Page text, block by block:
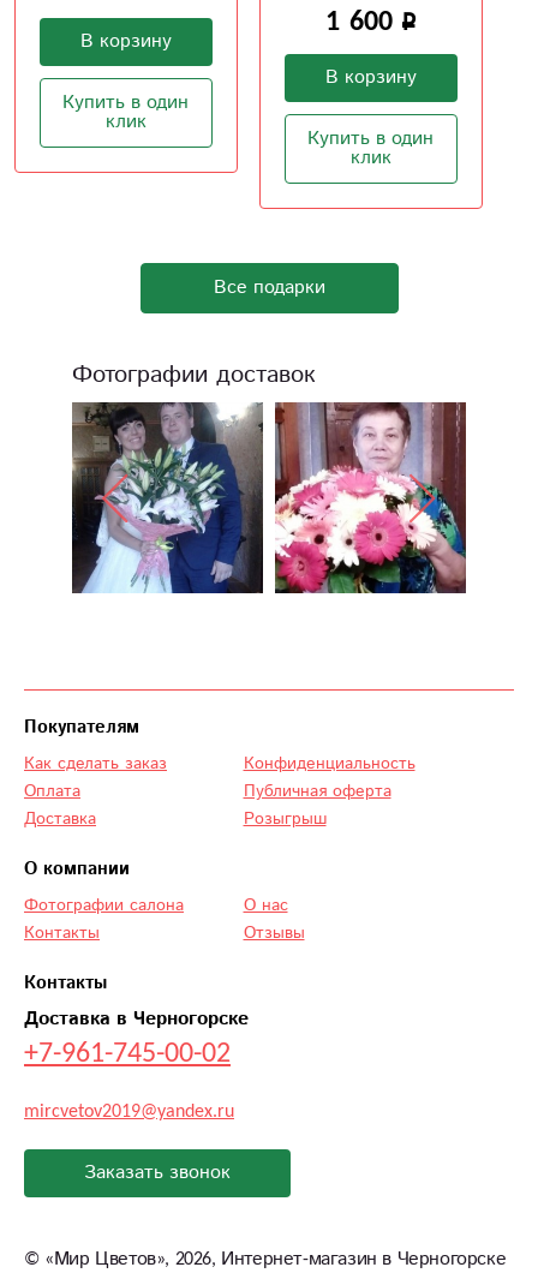
1 600
В корзину
1 500
В корзину
Купить в один
клик
Все подарки
Фотографии доставок
Контакты
Доставка в Черногорске
+7-961-745-00-02
mircvetov2019@yandex.ru
Заказать звонок
Покупателям
Как сделать заказ
Оплата
Доставка
Конфиденциальность
Публичная оферта
Розыгрыш
О компании
Фотографии салона
Контакты
О нас
Отзывы
© «Мир Цветов», 2026, Интернет-магазин в Черногорске